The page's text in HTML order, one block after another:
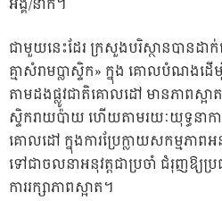
អង្គ/នាក់។
ជាមួយនេះដែរ ក្រសួងបរិស្ថានបានដាក់
គ្មាសំរាមប្លាស្ទិក» ក្នុង គោលបំណងដ
តាមដងផ្លូវជាតិគោលដៅ មានភាពស្
ស្ទិករាយប៉ាយ ហើយតាមរយៈយុទ្ធនាកា
គោលដៅ ក្នុងការប្រែក្លាយសកម្មភាពអ
ទៅជាចលនាអនុវត្តជាប្រចាំ ជំរុញឱ្យប្រ
ការរក្សាភាពស្អាត។